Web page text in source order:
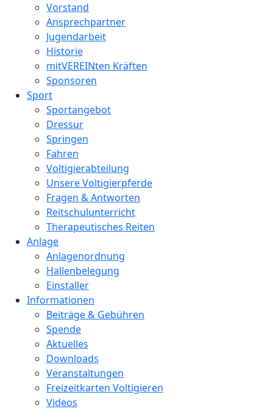
Vorstand
Ansprechpartner
Jugendarbeit
Historie
mitVEREINten Kräften
Sponsoren
Sport
Sportangebot
Dressur
Springen
Fahren
Voltigierabteilung
Unsere Voltigierpferde
Fragen & Antworten
Reitschulunterricht
Therapeutisches Reiten
Anlage
Anlagenordnung
Hallenbelegung
Einstaller
Informationen
Beiträge & Gebühren
Spende
Aktuelles
Downloads
Veranstaltungen
Freizeitkarten Voltigieren
Videos